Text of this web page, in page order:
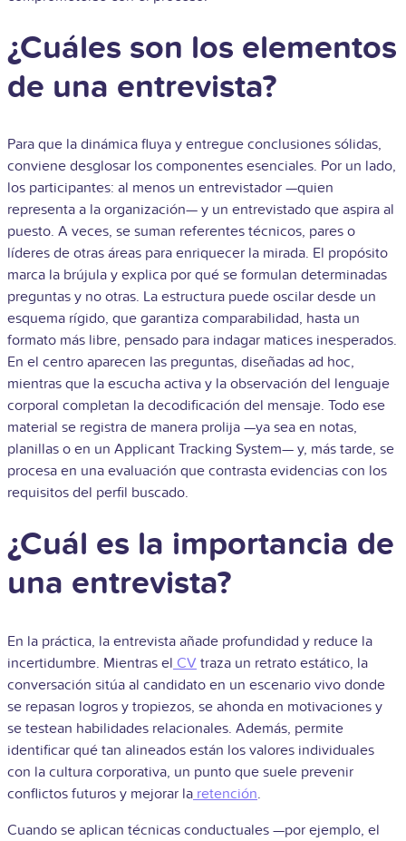
¿Cuáles son los elementos
de una entrevista?
Para que la dinámica fluya y entregue conclusiones sólidas,
conviene desglosar los componentes esenciales. Por un lado,
los participantes: al menos un entrevistador —quien
representa a la organización— y un entrevistado que aspira al
puesto. A veces, se suman referentes técnicos, pares o
líderes de otras áreas para enriquecer la mirada. El propósito
marca la brújula y explica por qué se formulan determinadas
preguntas y no otras. La estructura puede oscilar desde un
esquema rígido, que garantiza comparabilidad, hasta un
formato más libre, pensado para indagar matices inesperados.
En el centro aparecen las preguntas, diseñadas ad hoc,
mientras que la escucha activa y la observación del lenguaje
corporal completan la decodificación del mensaje. Todo ese
material se registra de manera prolija —ya sea en notas,
planillas o en un Applicant Tracking System— y, más tarde, se
procesa en una evaluación que contrasta evidencias con los
requisitos del perfil buscado.
¿Cuál es la importancia de
una entrevista?
En la práctica, la entrevista añade profundidad y reduce la
incertidumbre. Mientras el CV traza un retrato estático, la
conversación sitúa al candidato en un escenario vivo donde
se repasan logros y tropiezos, se ahonda en motivaciones y
se teste­an habilidades relacionales. Además, permite
identificar qué tan alineados están los valores individuales
con la cultura corporativa, un punto que suele prevenir
conflictos futuros y mejorar la retención.
Cuando se aplican técnicas conductuales —por ejemplo, el